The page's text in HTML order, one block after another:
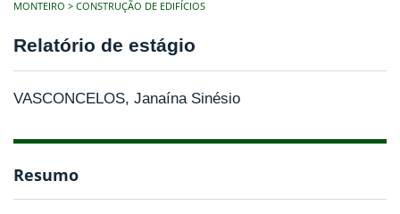
MONTEIRO
CONSTRUÇÃO DE EDIFÍCIOS
Relatório de estágio
VASCONCELOS, Janaína Sinésio
Resumo